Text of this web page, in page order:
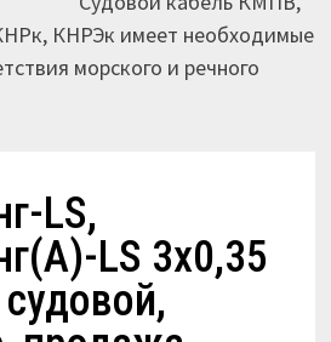
КНРЭк имеет необходимые
морского и речного
LS,
LS 3х0,35